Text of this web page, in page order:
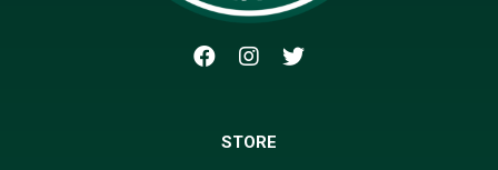
STORE